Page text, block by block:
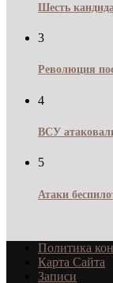
Шесть
3
Революция
4
ВСУ
5
Атаки
Политика
Карта Сайта
Записи